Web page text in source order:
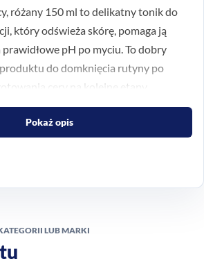
różany 150 ml to delikatny tonik do
który odświeża skórę, pomaga ją
pH po myciu. To dobry
do domknięcia rutyny po
cery na kolejne etapy
się w potrzeby osób, które cenią
skórę i uporządkować codzienny
tonizowanie po
Pokaż opis
LUB MARKI